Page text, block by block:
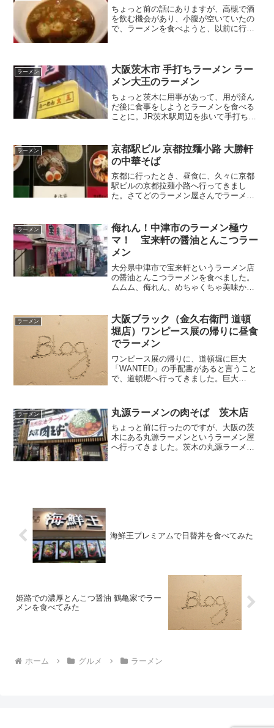
ちょっと前の話にありますが、高槻で酒
を飲む機会があり、小腹が空いていたの
で、ラーメンを食べようと、以前に行っ
ラーメン
大阪茨木市 手打ちラーメン ラー
メン大王のラーメン
ちょっと茨木に用事があって、用が済ん
だ後に食事をしようとラーメンを食べる
ことに。JR茨木駅周辺を歩いて手打ちラ
ーメン大王
ラーメン
京都駅ビル 京都拉麺小路 大勝軒
の中華そば
京都に行ったとき、昼食に、久々に京都
駅ビルの京都拉麺小路へ行ってきまし
た。さてどのラーメン屋さんでラーメン
べることにしました。
ラーメン
侮れん！中津市のラーメン極ウ
マ！ 宝来軒の醤油とんこつラー
メン
大分県中津市で宝来軒というラーメン店
の醤油とんこつラーメンを食べました。
ムムム、侮れん、めちゃくちゃ美味かっ
ラーメン
大阪ブラック（金久右衛門 道頓
堀店）ワンピース展の帰りに昼食
でラーメン
ワンピース展の帰りに、道頓堀に巨大
「WANTED」の手配書があると言うこと
で、道頓堀へ行ってきました。巨大
た後ですから、残念ながら大した感動は
なかったです。その...
ラーメン 丸源ラーメンの肉そば 茨木店
ちょっと前に行ったのですが、大阪の茨
木にある丸源ラーメンというラーメン屋
へ行ってきました。茨木の丸源ラーメン
海鮮王プレミアムで日替丼を食べてみた
姫路での濃厚とんこつ醤油 鶴亀家でラー
メンを食べてみた
ホーム グルメ ラーメン